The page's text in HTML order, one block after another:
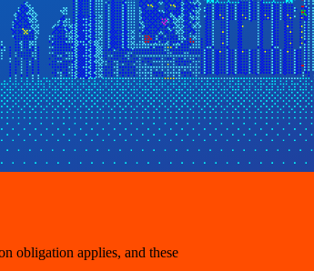
obligation applies, and these